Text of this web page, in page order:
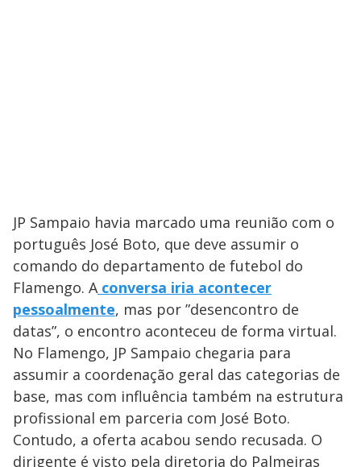
JP Sampaio havia marcado uma reunião com o
português José Boto, que deve assumir o
comando do departamento de futebol do
Flamengo. Aconversa iria acontecer
pessoalmente, mas por ”desencontro de
datas”, o encontro aconteceu de forma virtual.
No Flamengo, JP Sampaio chegaria para
assumir a coordenação geral das categorias de
base, mas com influência também na estrutura
profissional em parceria com José Boto.
Contudo, a oferta acabou sendo recusada. O
dirigente é visto pela diretoria do Palmeiras